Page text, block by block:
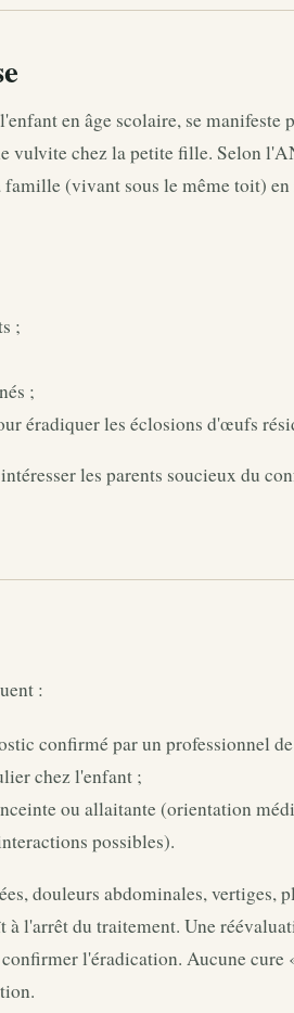
en âge scolaire, se manifeste
vulvite chez la petite fille. Selon
(vivant sous le même toit) en
;
;
éradiquer les éclosions d'œufs
les parents soucieux du
:
confirmé par un professionnel
chez l'enfant ;
ou allaitante (orientation
possibles).
douleurs abdominales, vertiges,
l'arrêt du traitement. Une
l'éradication. Aucune cure